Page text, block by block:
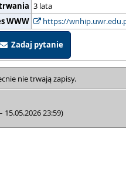
3 lata
WWW
https://
Zadaj pytanie
nie trwają zapisy.
15.05.2026 23:59)